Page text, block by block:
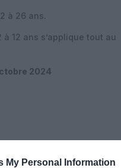
My Personal Information
à 26 ans.
12 ans s’applique tout au
2024